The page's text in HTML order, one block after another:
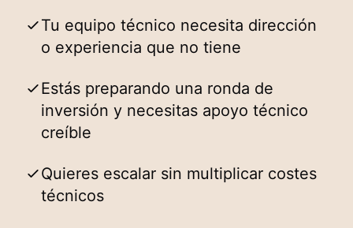
Tu equipo técnico necesita dirección
o experiencia que no tiene
Estás preparando una ronda de
inversión y necesitas apoyo técnico
creíble
Quieres escalar sin multiplicar costes
técnicos